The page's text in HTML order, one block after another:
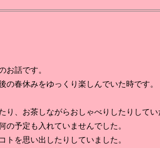
お話です。
春休みをゆっくり楽しんでいた時です。
り、お茶しながらおしゃべりしたりしてい
の予定も入れていませんでした。
を思い出したりしていました。